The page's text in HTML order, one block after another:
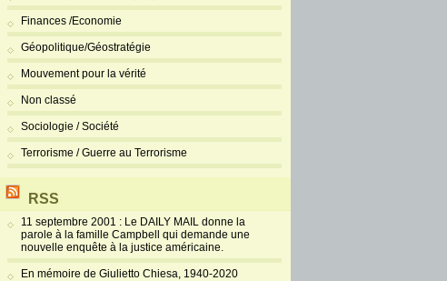
Finances /Economie
Géopolitique/Géostratégie
Mouvement pour la vérité
Non classé
Sociologie / Société
Terrorisme / Guerre au Terrorisme
RSS
11 septembre 2001 : Le DAILY MAIL donne la
parole à la famille Campbell qui demande une
nouvelle enquête à la justice américaine.
En mémoire de Giulietto Chiesa, 1940-2020